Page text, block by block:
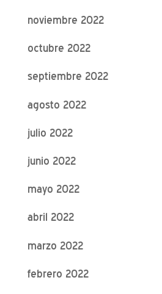
noviembre 2022
octubre 2022
septiembre 2022
agosto 2022
julio 2022
junio 2022
mayo 2022
abril 2022
marzo 2022
febrero 2022